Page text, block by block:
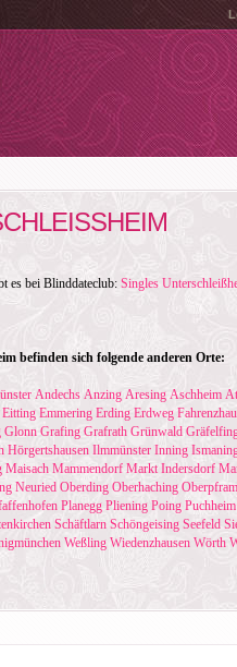
es bei Blinddateclub: Singles
befinden sich folgende anderen Orte:
Andechs Anzing Aresing Aschheim
Eitting Emmering Erding Erdweg
Glonn Grafing Grafrath Grünwald
Hörgertshausen Ilmmünster Inning
Maisach Mammendorf Markt Indersdorf
Neuried Oberding Oberhaching
Planegg Pliening Poing Puchheim
Schäftlarn Schöngeising Seefeld
Weßling Wiedenzhausen Wörth